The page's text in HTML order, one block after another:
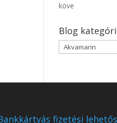
köve
Blog
Blog
kategóriák
fizetési